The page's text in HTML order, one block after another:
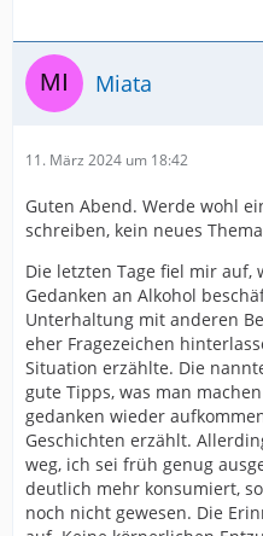
Miata
11. März 2024 um 18:42
Guten Abend. Werde wohl
schreiben, kein neues
Die letzten Tage fiel mir
Gedanken an Alkohol
Unterhaltung mit anderen
eher Fragezeichen
Situation erzählte. Die
gute Tipps, was man
gedanken wieder
Geschichten erzählt.
weg, ich sei früh genug
deutlich mehr konsumiert,
noch nicht gewesen. Die